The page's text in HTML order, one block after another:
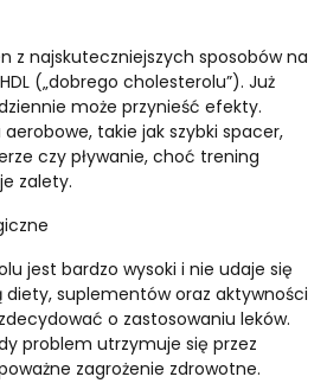
z najskuteczniejszych sposobów na
(„dobrego cholesterolu”). Już
może przynieść efekty.
takie jak szybki spacer,
czy pływanie, choć trening
zalety.
jest bardzo wysoki i nie udaje się
suplementów oraz aktywności
o zastosowaniu leków.
problem utrzymuje się przez
zagrożenie zdrowotne.